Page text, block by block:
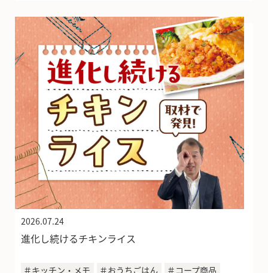
2026.07.24
進化し続けるチキンライス
＃キッチン・メモ ＃おうちごはん ＃コープ商品